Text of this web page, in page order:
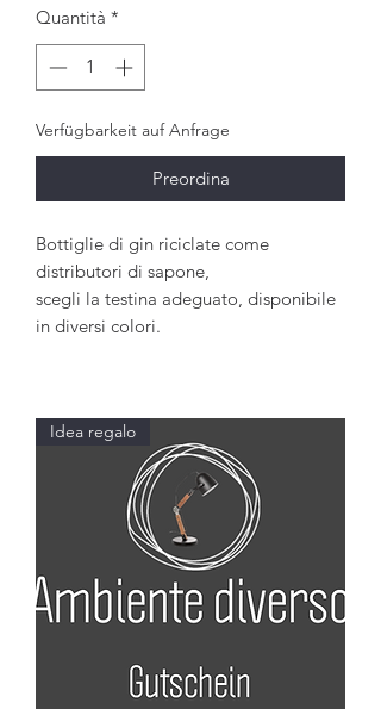
Quantità *
Verfügbarkeit auf Anfrage
Preordina
Bottiglie di gin riciclate come
distributori di sapone,
scegli la testina adeguato, disponibile
in diversi colori.
Idea regalo